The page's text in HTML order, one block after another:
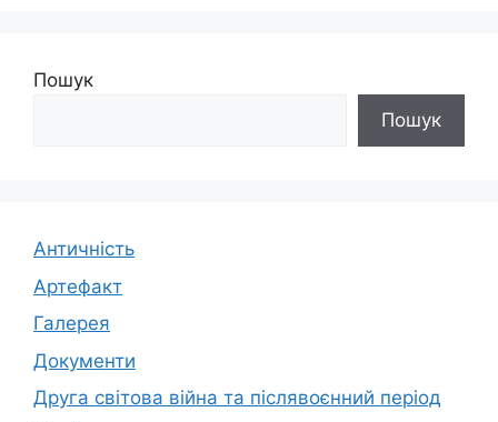
Пошук
Пошук
Античність
Артефакт
Галерея
Документи
Друга світова війна та післявоєнний період